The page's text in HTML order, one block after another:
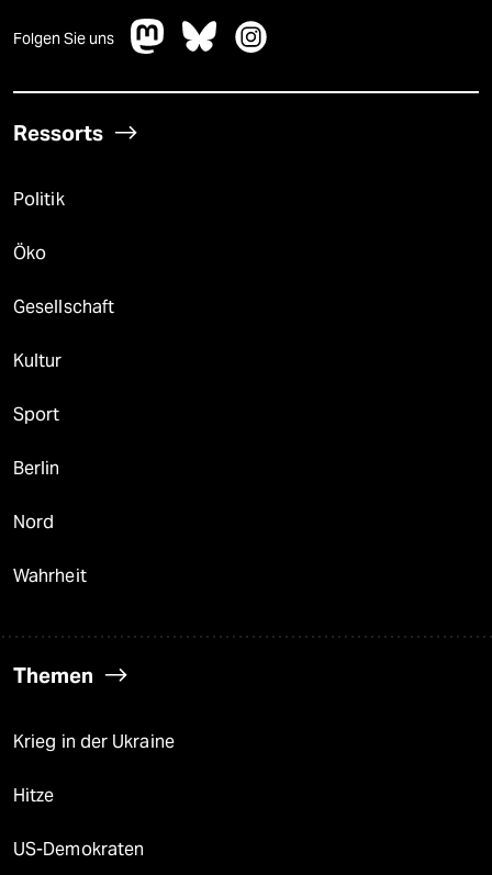
Folgen Sie uns
Ressorts
Politik
Öko
Gesellschaft
Kultur
Sport
Berlin
Nord
Wahrheit
Themen
Krieg in der Ukraine
Hitze
US-Demokraten